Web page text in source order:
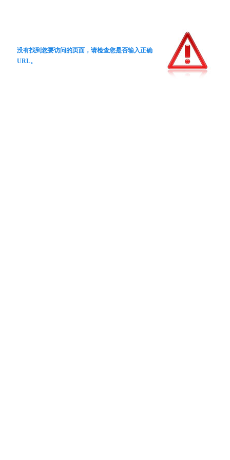
没有找到您要访问的页面，请检查您是否输入正确
URL。